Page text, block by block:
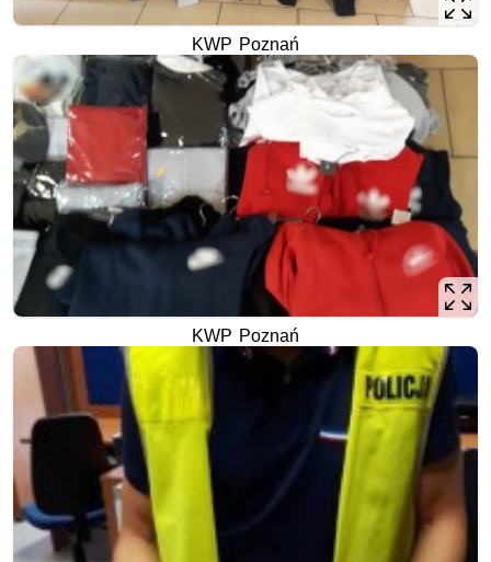
KWP Poznań
KWP Poznań